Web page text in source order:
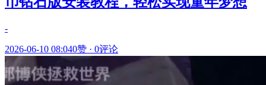
-
2026-06-10 08:040赞 · 0评论